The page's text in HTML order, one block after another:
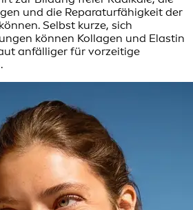
und die Reparaturfähigkeit der
Selbst kurze, sich
können Kollagen und Elastin
anfälliger für vorzeitige